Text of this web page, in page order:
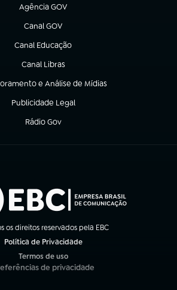
Agência GOV
(abre em nova aba)
Canal GOV
(abre em nova aba)
Canal Educação
(abre em nova aba)
Canal Libras
(abre em nova aba)
e Análise de Mídias
nova aba)
Publicidade Legal
(abre em nova aba)
Rádio Gov
(abre em nova aba)
os direitos reservados pela EBC
Política de Privacidade
Termos de uso
(abre em nova aba)
de privacidade